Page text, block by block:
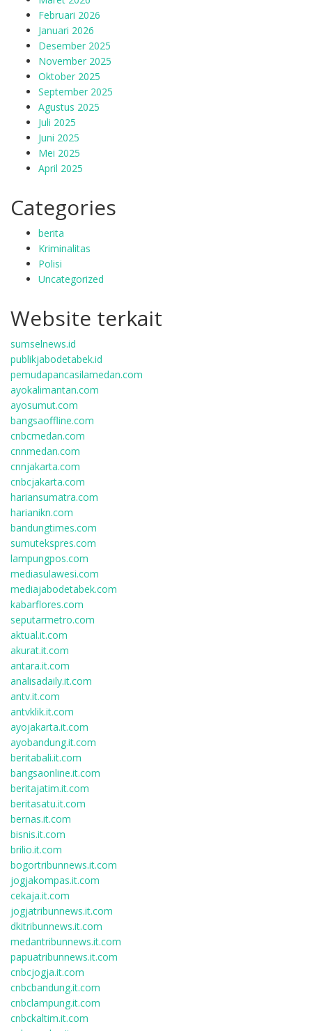
Februari 2026
Januari 2026
Desember 2025
November 2025
Oktober 2025
September 2025
Agustus 2025
Juli 2025
Juni 2025
Mei 2025
April 2025
Categories
berita
Kriminalitas
Polisi
Uncategorized
Website terkait
sumselnews.id
publikjabodetabek.id
pemudapancasilamedan.com
ayokalimantan.com
ayosumut.com
bangsaoffline.com
cnbcmedan.com
cnnmedan.com
cnnjakarta.com
cnbcjakarta.com
hariansumatra.com
harianikn.com
bandungtimes.com
sumutekspres.com
lampungpos.com
mediasulawesi.com
mediajabodetabek.com
kabarflores.com
seputarmetro.com
aktual.it.com
akurat.it.com
antara.it.com
analisadaily.it.com
antv.it.com
antvklik.it.com
ayojakarta.it.com
ayobandung.it.com
beritabali.it.com
bangsaonline.it.com
beritajatim.it.com
beritasatu.it.com
bernas.it.com
bisnis.it.com
brilio.it.com
bogortribunnews.it.com
jogjakompas.it.com
cekaja.it.com
jogjatribunnews.it.com
dkitribunnews.it.com
medantribunnews.it.com
papuatribunnews.it.com
cnbcjogja.it.com
cnbcbandung.it.com
cnbclampung.it.com
cnbckaltim.it.com